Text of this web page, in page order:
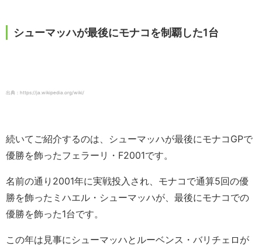
シューマッハが最後にモナコを制覇した1台
出典：https://ja.wikipedia.org/wiki/
続いてご紹介するのは、シューマッハが最後にモナコGPで
優勝を飾ったフェラーリ・F2001です。
名前の通り2001年に実戦投入され、モナコで通算5回の優
勝を飾ったミハエル・シューマッハが、最後にモナコでの
優勝を飾った1台です。
この年は見事にシューマッハとルーベンス・バリチェロが